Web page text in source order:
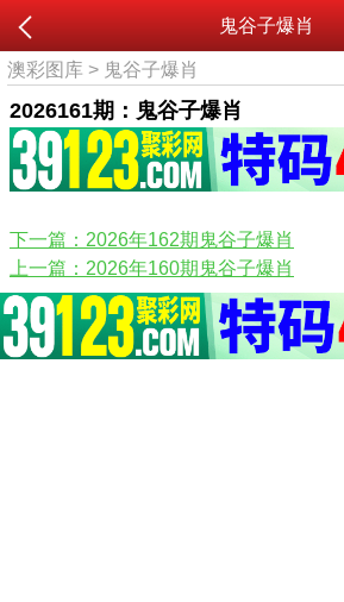
鬼谷子爆肖
澳彩图库 > 鬼谷子爆肖
2026161期：鬼谷子爆肖
下一篇：2026年162期鬼谷子爆肖
上一篇：2026年160期鬼谷子爆肖